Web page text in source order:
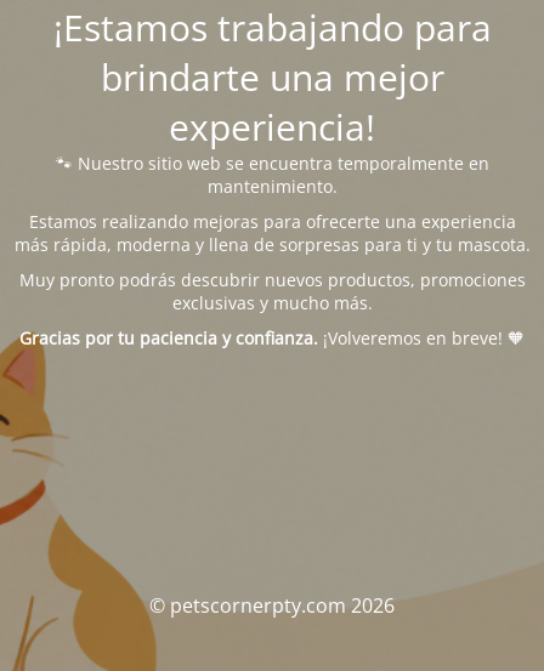
¡Estamos trabajando para
brindarte una mejor
experiencia!
🐾 Nuestro sitio web se encuentra temporalmente en
mantenimiento.
Estamos realizando mejoras para ofrecerte una experiencia
más rápida, moderna y llena de sorpresas para ti y tu mascota.
Muy pronto podrás descubrir nuevos productos, promociones
exclusivas y mucho más.
Gracias por tu paciencia y confianza. ¡Volveremos en breve! 🧡
© petscornerpty.com 2026